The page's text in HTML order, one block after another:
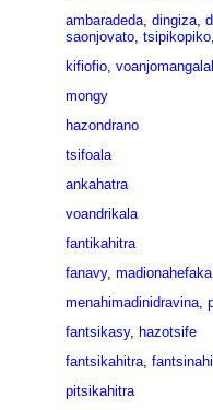
ambaradeda, dingiza,
saonjovato, tsipikopiko
kifiofio,
mongy
hazondrano
tsifoala
ankahatra
voandrikala
fantikahitra
fanavy, madionahefaka
menahimadinidravina,
fantsikasy, hazotsife
fantsikahitra,
pitsikahitra